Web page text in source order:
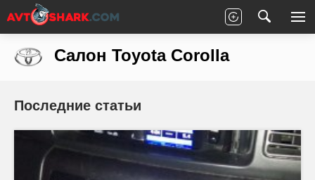
Главная Toyota
Салон Toyota Corolla
Последние статьи